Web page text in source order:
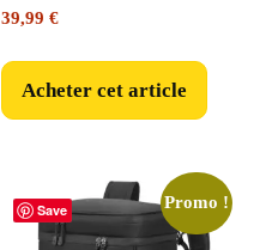
39,99 €
Acheter cet article
Save Promo !